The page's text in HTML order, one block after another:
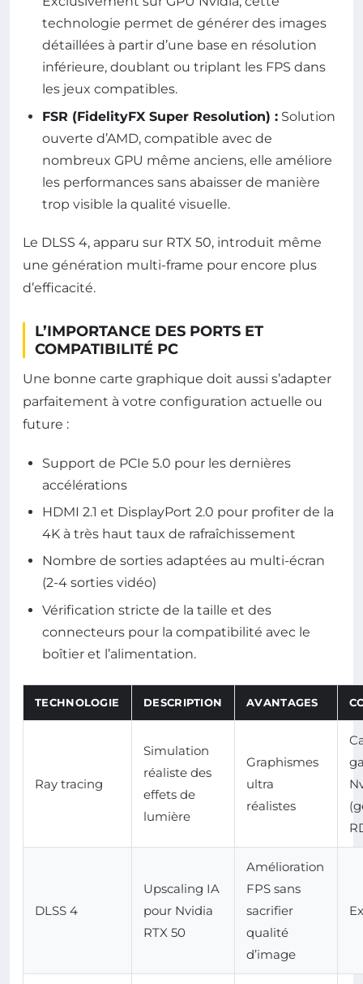
technologie permet de générer des images
détaillées à partir d’une base en résolution
inférieure, doublant ou triplant les FPS dans
les jeux compatibles.
FSR (FidelityFX Super Resolution) : Solution
ouverte d’AMD, compatible avec de
nombreux GPU même anciens, elle améliore
les performances sans abaisser de manière
trop visible la qualité visuelle.
Le DLSS 4, apparu sur RTX 50, introduit même
une génération multi-frame pour encore plus
d’efficacité.
L’IMPORTANCE DES PORTS ET
COMPATIBILITÉ PC
Une bonne carte graphique doit aussi s’adapter
parfaitement à votre configuration actuelle ou
future :
Support de PCIe 5.0 pour les dernières
accélérations
HDMI 2.1 et DisplayPort 2.0 pour profiter de la
4K à très haut taux de rafraîchissement
Nombre de sorties adaptées au multi-écran
(2-4 sorties vidéo)
Vérification stricte de la taille et des
connecteurs pour la compatibilité avec le
boîtier et l’alimentation.
TECHNOLOGIE DESCRIPTION AVANTAGES
Ray tracing
Simulation
réaliste des
effets de
lumière
Graphismes
ultra
réalistes
DLSS 4
Upscaling IA
pour Nvidia
RTX 50
Amélioration
FPS sans
sacrifier
qualité
d’image